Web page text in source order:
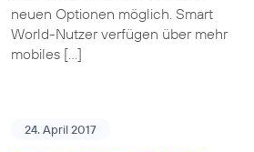
neuen Optionen möglich. Smart
World-Nutzer verfügen über mehr
mobiles […]
24. April 2017